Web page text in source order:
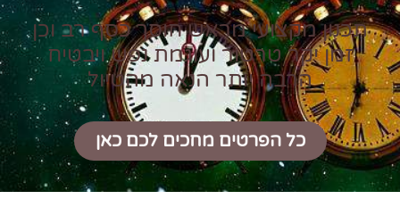
תכנון מקצועי מראש חוסך כסף רב וכן
זמן יקר טרטור ועוגמת נפש ויבטיח
הרבה יותר הנאה מהטיול
כל הפרטים מחכים לכם כאן